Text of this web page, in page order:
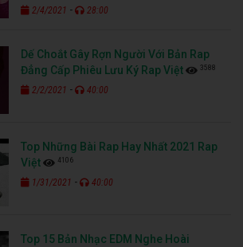
2/4/2021 - 28:00
Dế Choắt Gây Rợn Người Với Bản Rap
Đẳng Cấp Phiêu Lưu Ký Rap Việt
3588
2/2/2021 - 40:00
Top Những Bài Rap Hay Nhất 2021 Rap
Việt
4106
1/31/2021 - 40:00
Top 15 Bản Nhạc EDM Nghe Hoài